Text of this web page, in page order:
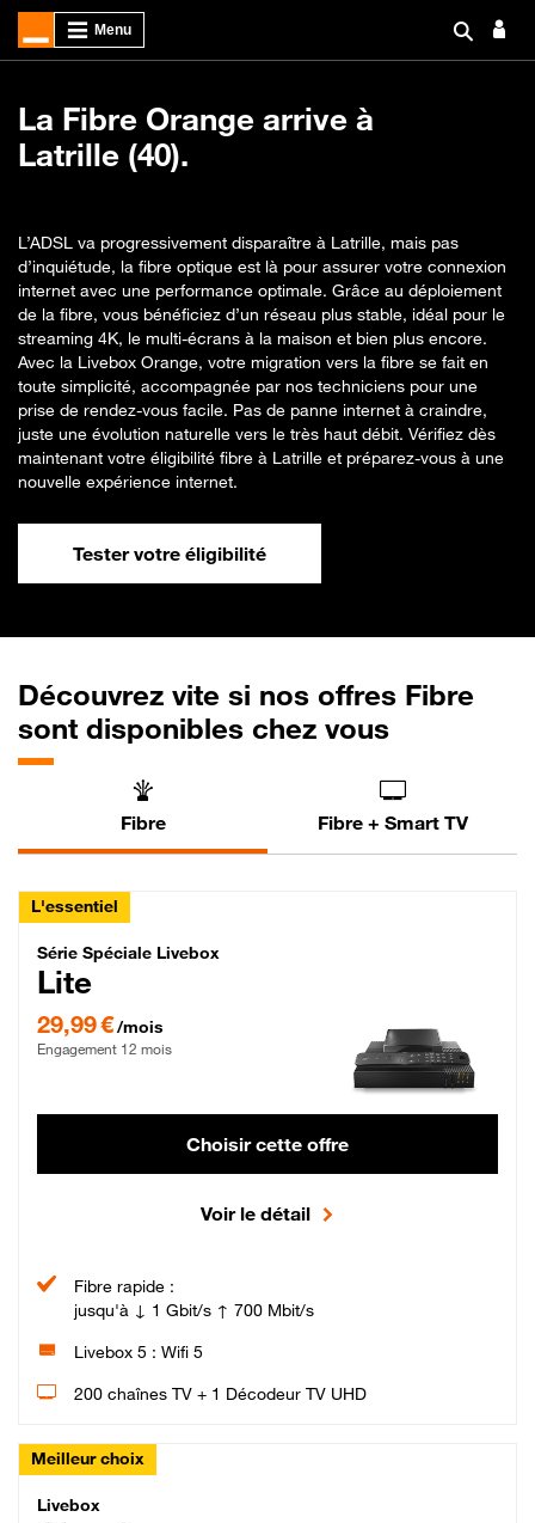
La Fibre Orange arrive à
Latrille (40).
L’ADSL va progressivement disparaître à Latrille, mais pas
d’inquiétude, la fibre optique est là pour assurer votre connexion
internet avec une performance optimale. Grâce au déploiement
de la fibre, vous bénéficiez d’un réseau plus stable, idéal pour le
streaming 4K, le multi-écrans à la maison et bien plus encore.
Avec la Livebox Orange, votre migration vers la fibre se fait en
toute simplicité, accompagnée par nos techniciens pour une
prise de rendez-vous facile. Pas de panne internet à craindre,
juste une évolution naturelle vers le très haut débit. Vérifiez dès
maintenant votre éligibilité fibre à Latrille et préparez-vous à une
nouvelle expérience internet.
Tester votre éligibilité
Découvrez vite si nos offres Fibre
sont disponibles chez vous
Fibre Fibre + Smart TV
L'essentiel
Série Spéciale Livebox Lite Fibre
Série Spéciale Livebox
Lite
29,99 €/mois
Engagement 12 mois
Choisir cette offre
Voir le détail
Fibre rapide :
jusqu'à ↓ 1 Gbit/s ↑ 700 Mbit/s
Livebox 5 : Wifi 5
200 chaînes TV + 1 Décodeur TV UHD
Meilleur choix
Livebox Classic Fibre
Livebox